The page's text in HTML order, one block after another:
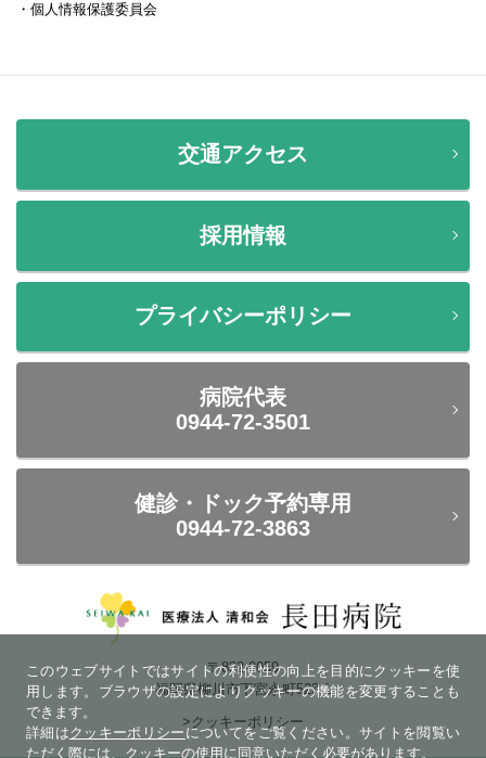
・個人情報保護委員会
交通アクセス
採用情報
プライバシーポリシー
病院代表
0944-72-3501
健診・ドック予約専用
0944-72-3863
〒832-0059
福岡県柳川市下宮永町523-1
>クッキーポリシー
このウェブサイトではサイトの利便性の向上を目的にクッキーを使
用します。ブラウザの設定によりクッキーの機能を変更することも
できます。
詳細はクッキーポリシー についてをご覧ください。サイトを閲覧い
ただく際には、クッキーの使用に同意いただく必要があります。